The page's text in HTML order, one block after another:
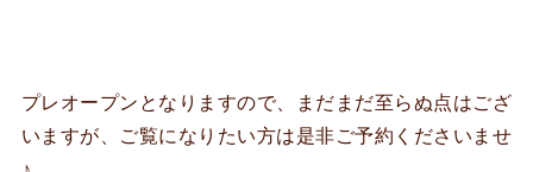
プレオープンとなりますので、まだまだ至らぬ点はござ
いますが、ご覧になりたい方は是非ご予約くださいませ